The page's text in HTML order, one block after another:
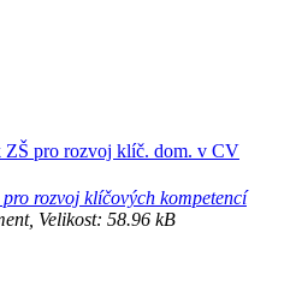
rozvoj klíčových kompetencí
Velikost: 58.96 kB